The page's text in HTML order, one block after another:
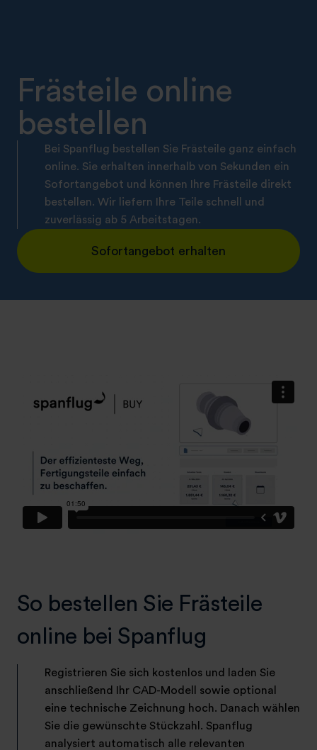
Frästeile online
bestellen
Bei Spanflug bestellen Sie Frästeile ganz einfach
online. Sie erhalten innerhalb von Sekunden ein
Sofortangebot und können Ihre Frästeile direkt
bestellen. Wir liefern Ihre Teile schnell und
zuverlässig ab 5 Arbeitstagen.
Sofortangebot erhalten
So bestellen Sie Frästeile
online bei Spanflug
Registrieren Sie sich kostenlos und laden Sie
anschließend Ihr CAD-Modell sowie optional
eine technische Zeichnung hoch. Danach wählen
Sie die gewünschte Stückzahl. Spanflug
analysiert automatisch alle relevanten